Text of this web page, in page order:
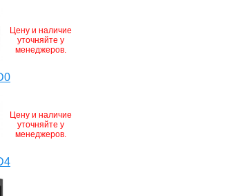
Цену и наличие
уточняйте у
менеджеров.
Цену и наличие
уточняйте у
менеджеров.